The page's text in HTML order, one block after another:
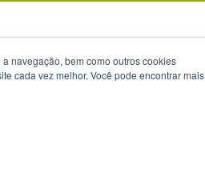
navegação, bem como outros cookies
cada vez melhor. Você pode encontrar mais